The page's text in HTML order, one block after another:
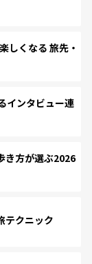
くなる 旅先・
インタビュー連
き方が選ぶ2026
テクニック